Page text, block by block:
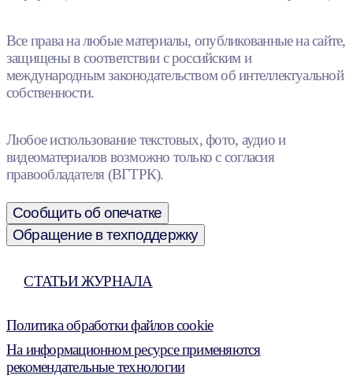
Все права на любые материалы, опубликованные на сайте,
защищены в соответствии с российским и
международным законодательством об интеллектуальной
Любое использование текстовых, фото, аудио и
видеоматериалов возможно только с согласия
Сообщить об опечатке
Обращение в техподдержку
На информационном ресурсе применяются